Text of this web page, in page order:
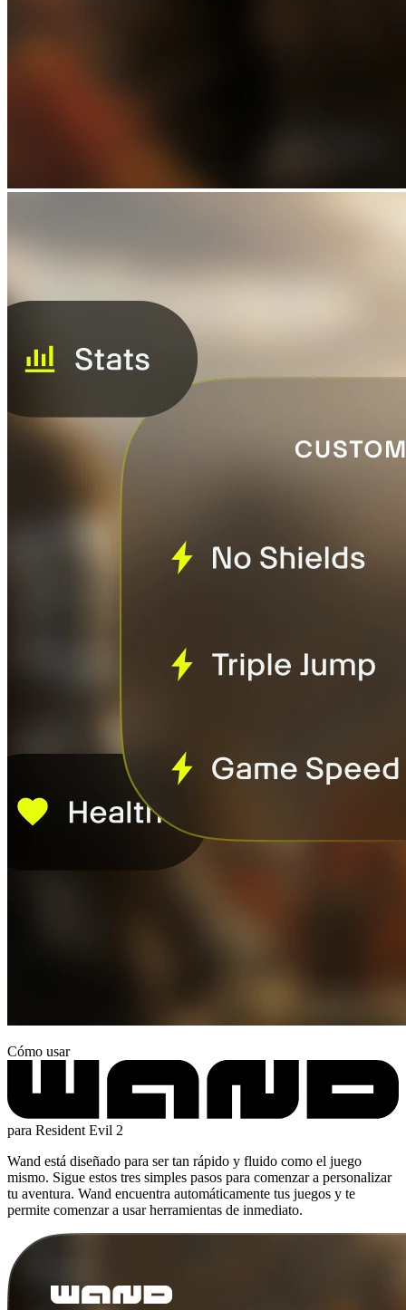
Cómo usar
para Resident Evil 2
Wand está diseñado para ser tan rápido y fluido como el juego
mismo. Sigue estos tres simples pasos para comenzar a personalizar
tu aventura. Wand encuentra automáticamente tus juegos y te
permite comenzar a usar herramientas de inmediato.